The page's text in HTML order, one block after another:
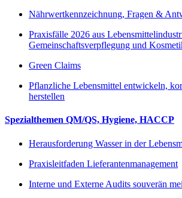
Nährwertkennzeichnung, Fragen &
Praxisfälle 2026 aus
Gemeinschaftsverpflegung und
Green Claims
Pflanzliche Lebensmittel entwickeln,
herstellen
Spezialthemen QM/QS, Hygiene, HACCP
Herausforderung Wasser in der
Praxisleitfaden Lieferantenmanagement
Interne und Externe Audits souverän